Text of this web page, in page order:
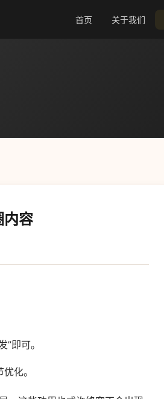
首页 关于我们
内容
即可。
化。